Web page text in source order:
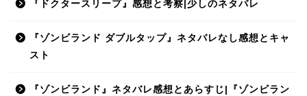
『ドクタースリープ』感想と考察|少しのネタバレ
『ゾンビランド ダブルタップ』ネタバレなし感想とキャ
スト
『ゾンビランド』ネタバレ感想とあらすじ|『ゾンビラン